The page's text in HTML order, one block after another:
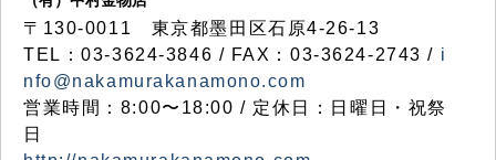
〒130-0011 東京都墨田区石原4-26-13
TEL：03-3624-3846 / FAX：03-3624-2743 / i
nfo@nakamurakanamono.com
営業時間：8:00〜18:00 / 定休日：日曜日・祝祭
日